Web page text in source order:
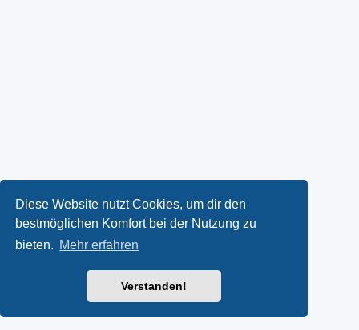
Diese Website nutzt Cookies, um dir den
bestmöglichen Komfort bei der Nutzung zu
bieten. Mehr erfahren
Verstanden!